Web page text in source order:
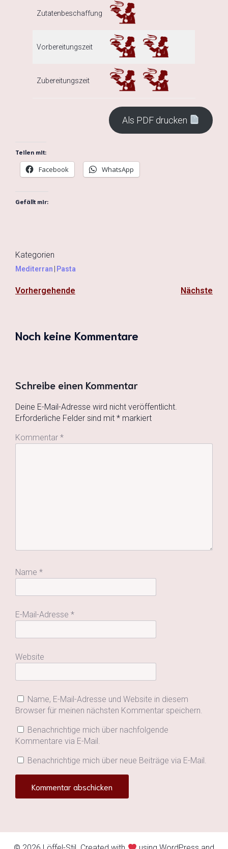
Zutatenbeschaffung
Vorbereitungszeit
Zubereitungszeit
Als PDF drucken
Teilen mit:
Facebook WhatsApp
Gefällt mir:
Kategorien
Mediterran | Pasta
Vorhergehende Nächste
Noch keine Kommentare
Schreibe einen Kommentar
Deine E-Mail-Adresse wird nicht veröffentlicht.
Erforderliche Felder sind mit * markiert
Kommentar *
Name *
E-Mail-Adresse *
Website
Name, E-Mail-Adresse und Website in diesem
Browser für meinen nächsten Kommentar speichern.
Benachrichtige mich über nachfolgende
Kommentare via E-Mail.
Benachrichtige mich über neue Beiträge via E-Mail.